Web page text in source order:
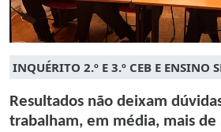
INQUÉRITO 2.º E 3.º CEB E ENSINO
Resultados não deixam
trabalham, em média, mais